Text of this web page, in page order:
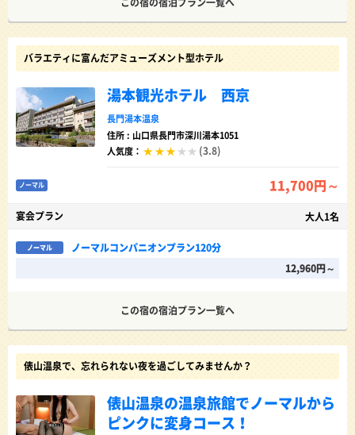
バラエティに富んだアミューズメント型ホテル
湯本観光ホテル 西京
長門湯本温泉
住所 : 山口県長門市深川湯本1051
人気度：
(3.8)
ノーマル 11,700円～
宴会プラン 大人1名
ノーマル
ノーマルコンパニオンプラン120分
12,960円～
この宿の宿泊プラン一覧へ
俵山温泉で、忘れられない夜を過ごしてみませんか？
俵山温泉の温泉旅館でノーマルから
ピンクに変身コース！